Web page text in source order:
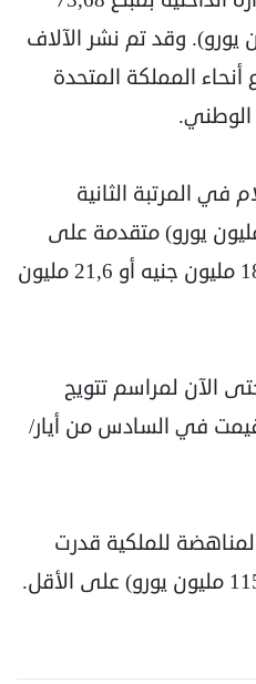
(قرابة 85 مليون يورو). وقد تم نشر الآلاف
المملكة المتحدة
الوطني.
في المرتبة الثانية
مليون جنيه (66,2 مليون يورو) متقدمة على
الحكومة الاسكتلندية (18,75 مليون جنيه أو 21,6 مليون
الآن لمراسم تتويج
في السادس من أيار/
للملكية قدرت